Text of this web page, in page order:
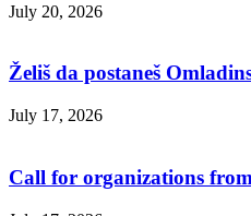
July 20, 2026
Želiš da postaneš
July 17, 2026
Call for organizations